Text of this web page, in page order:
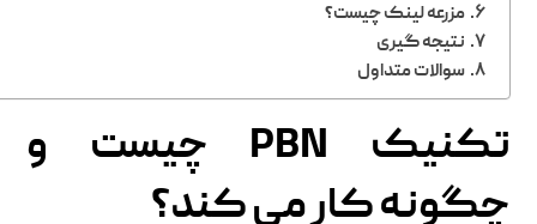
مزرعه لینک چیست؟
نتیجه گیری
سوالات متداول
تکنیک PBN چیست و
چگونه کار می کند؟